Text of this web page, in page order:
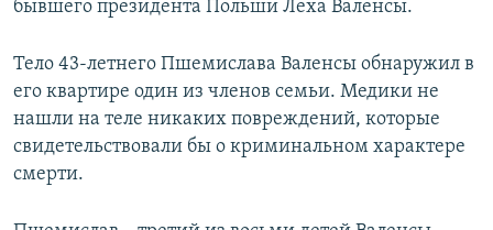
бывшего президента Польши Леха Валенсы.
Тело 43-летнего Пшемислава Валенсы обнаружил в
его квартире один из членов семьи. Медики не
нашли на теле никаких повреждений, которые
свидетельствовали бы о криминальном характере
смерти.